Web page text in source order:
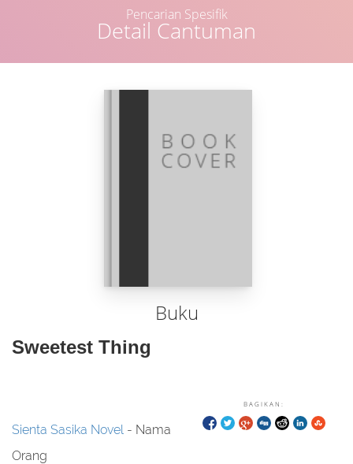
Detail Cantuman
Pencarian Spesifik
Buku
Sweetest Thing
BAGIKAN:
Sienta Sasika Novel - Nama
Orang